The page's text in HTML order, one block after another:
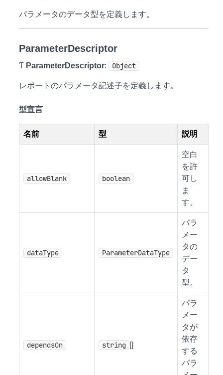
パラメータのデータ型を定義します。
ParameterDescriptor
Ƭ ParameterDescriptor: Object
レポートのパラメータ記述子を定義します。
型宣言
名前 型 説明
allowBlank boolean
空白
を許
可し
ま
す。
dataType ParameterDataType
パラ
メー
タの
デー
タ
型。
dependsOn string []
パラ
メー
タが
依存
する
パラ